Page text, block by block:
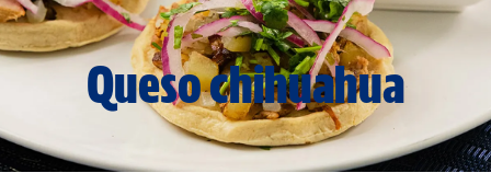
Queso chihuahua